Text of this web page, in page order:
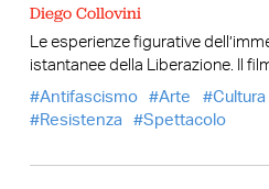
Diego Collovini
Le esperienze figurative
istantanee della Liberazione. Il
Antifascismo
Arte Cultura
Resistenza
Spettacolo